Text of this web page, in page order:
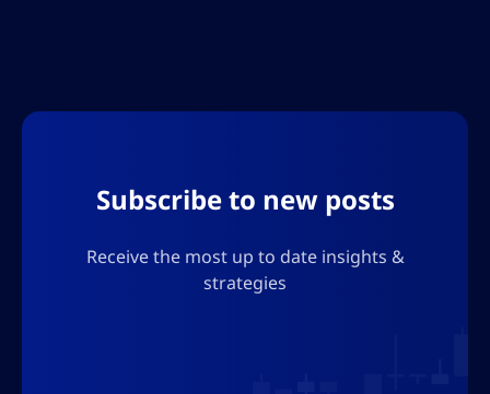
Subscribe to new posts
Receive the most up to date insights &
strategies